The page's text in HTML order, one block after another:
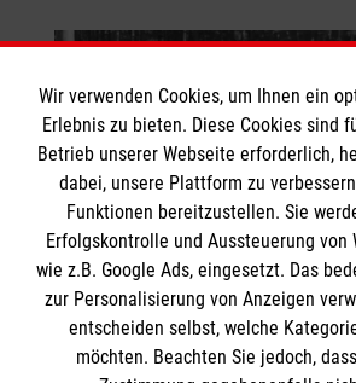
Wir verwenden Cookies, um Ihnen ein
Erlebnis zu bieten. Diese Cookies sind
Betrieb unserer Webseite erforderlich,
dabei, unsere Plattform zu
Funktionen bereitzustellen. Sie
Erfolgskontrolle und Aussteuerung von
wie z.B. Google Ads, eingesetzt. Das
zur Personalisierung von Anzeigen
entscheiden selbst, welche
möchten. Beachten Sie jedoch,